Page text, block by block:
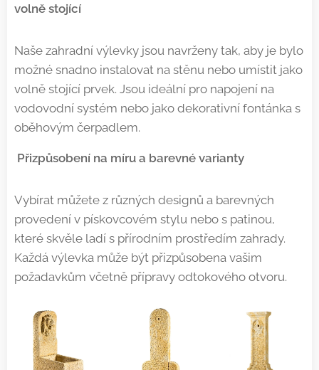
volně stojící
Naše zahradní výlevky jsou navrženy tak, aby je bylo
možné snadno instalovat na stěnu nebo umístit jako
volně stojící prvek. Jsou ideální pro napojení na
vodovodní systém nebo jako dekorativní fontánka s
oběhovým čerpadlem.
Přizpůsobení na míru a barevné varianty
Vybírat můžete z různých designů a barevných
provedení v pískovcovém stylu nebo s patinou,
které skvěle ladí s přírodním prostředím zahrady.
Každá výlevka může být přizpůsobena vašim
požadavkům včetně přípravy odtokového otvoru.